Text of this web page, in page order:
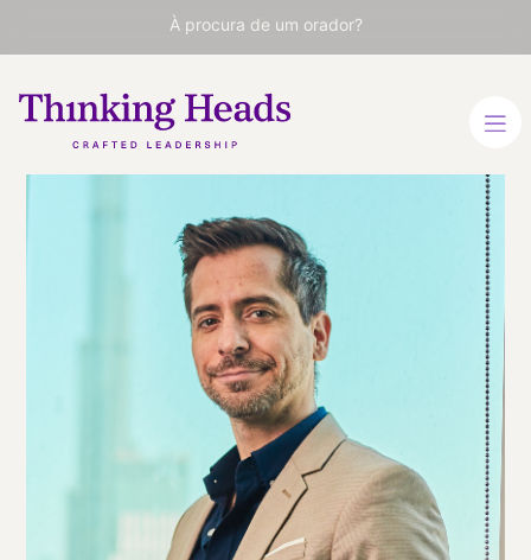
À procura de um orador?
Marote
Especialista em
transformação digital e
experiência do consumidor.
ESPANHOL
INGLÊS
VER PERFIL
Viaja
ESPAÑA